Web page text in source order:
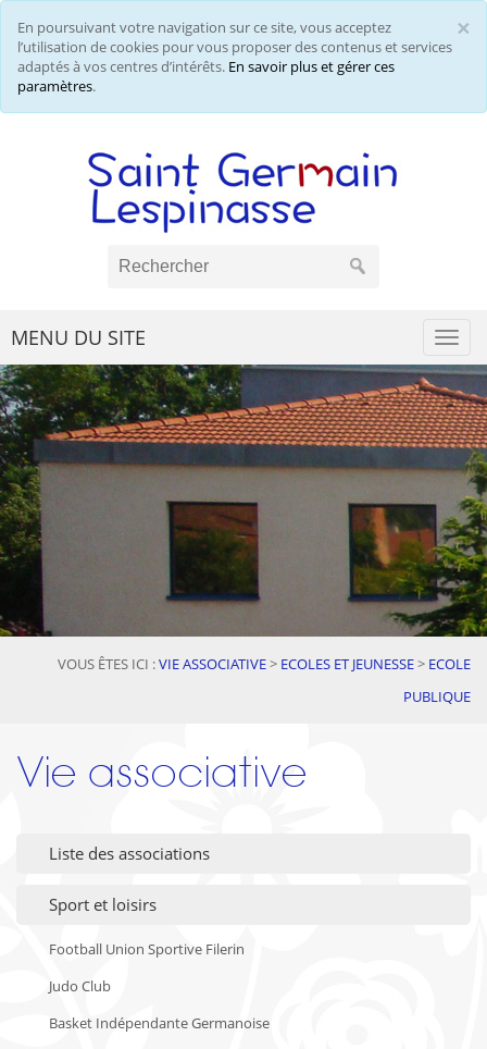
×
En poursuivant votre navigation sur ce site, vous acceptez
l’utilisation de cookies pour vous proposer des contenus et services
adaptés à vos centres d’intérêts. En savoir plus et gérer ces
paramètres.
MENU DU SITE
VOUS ÊTES ICI :VIE ASSOCIATIVE> ECOLES ET JEUNESSE> ECOLE
PUBLIQUE
Vie associative
Liste des associations
Sport et loisirs
Football Union Sportive Filerin
Judo Club
Basket Indépendante Germanoise